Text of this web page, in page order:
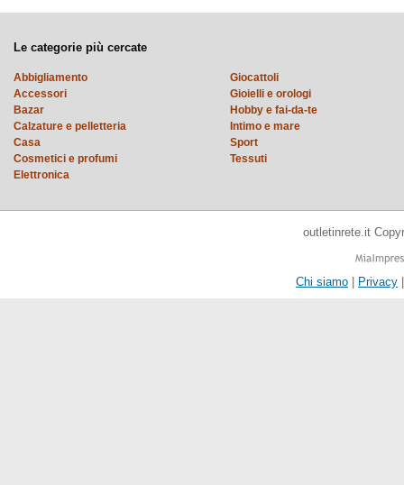
Le categorie più cercate
Abbigliamento
Accessori
Bazar
Calzature e pelletteria
Casa
Cosmetici e profumi
Elettronica
Giocattoli
Gioielli e orologi
Hobby e fai-da-te
Intimo e mare
Sport
Tessuti
outletinrete.it
Chi siamo | Privacy